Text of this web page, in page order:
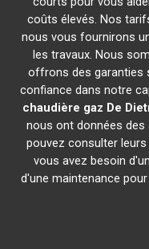
coûts élevés. Nos
nous vous fournirons
les travaux. Nous
offrons des garanties
confiance dans notre
chaudière gaz De
nous ont données des
pouvez consulter
vous avez besoin
d'une maintenance